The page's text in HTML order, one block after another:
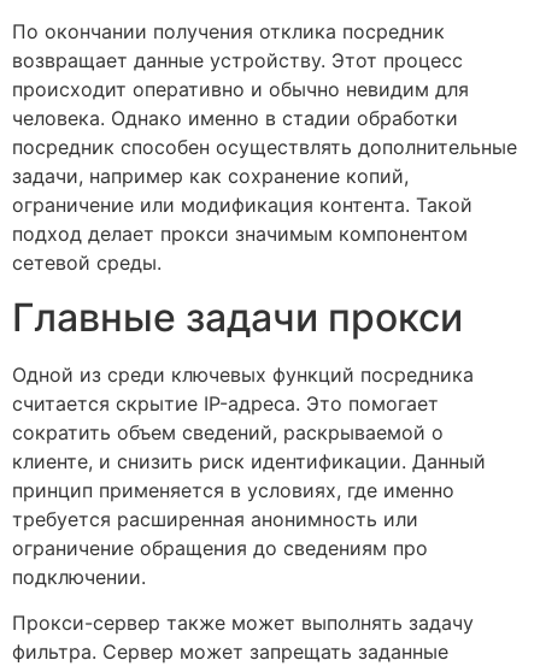
По окончании получения отклика посредник
возвращает данные устройству. Этот процесс
происходит оперативно и обычно невидим для
человека. Однако именно в стадии обработки
посредник способен осуществлять дополнительные
задачи, например как сохранение копий,
ограничение или модификация контента. Такой
подход делает прокси значимым компонентом
сетевой среды.
Главные задачи прокси
Одной из среди ключевых функций посредника
считается скрытие IP-адреса. Это помогает
сократить объем сведений, раскрываемой о
клиенте, и снизить риск идентификации. Данный
принцип применяется в условиях, где именно
требуется расширенная анонимность или
ограничение обращения до сведениям про
подключении.
Прокси-сервер также может выполнять задачу
фильтра. Сервер может запрещать заданные